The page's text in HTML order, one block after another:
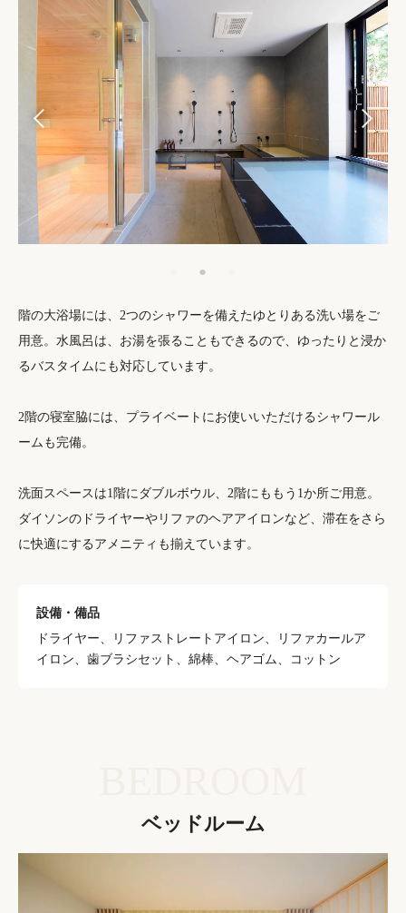
階の大浴場には、2つのシャワーを備えたゆとりある洗い場をご
用意。水風呂は、お湯を張ることもできるので、ゆったりと浸か
るバスタイムにも対応しています。
2階の寝室脇には、プライベートにお使いいただけるシャワール
ームも完備。
洗面スペースは1階にダブルボウル、2階にももう1か所ご用意。
ダイソンのドライヤーやリファのヘアアイロンなど、滞在をさら
に快適にするアメニティも揃えています。
設備・備品
ドライヤー、リファストレートアイロン、リファカールア
イロン、歯ブラシセット、綿棒、ヘアゴム、コットン
ベッドルーム